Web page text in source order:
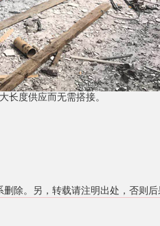
长度供应而无需搭接。
除。另，转载请注明出处，否则后